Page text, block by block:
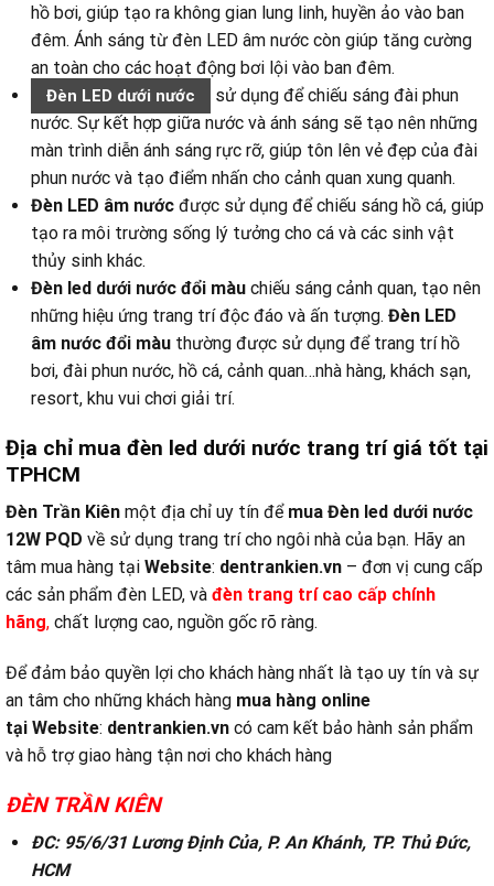
hồ bơi, giúp tạo ra không gian lung linh, huyền ảo vào ban
đêm. Ánh sáng từ đèn LED âm nước còn giúp tăng cường
an toàn cho các hoạt động bơi lội vào ban đêm.
Đèn LED dưới nước
sử dụng để chiếu sáng đài phun
nước. Sự kết hợp giữa nước và ánh sáng sẽ tạo nên những
màn trình diễn ánh sáng rực rỡ, giúp tôn lên vẻ đẹp của đài
phun nước và tạo điểm nhấn cho cảnh quan xung quanh.
Đèn LED âm nước được sử dụng để chiếu sáng hồ cá, giúp
tạo ra môi trường sống lý tưởng cho cá và các sinh vật
thủy sinh khác.
Đèn led dưới nước đổi màu chiếu sáng cảnh quan, tạo nên
những hiệu ứng trang trí độc đáo và ấn tượng. Đèn LED
âm nước đổi màu thường được sử dụng để trang trí hồ
bơi, đài phun nước, hồ cá, cảnh quan…nhà hàng, khách sạn,
resort, khu vui chơi giải trí.
Địa chỉ mua đèn led dưới nước trang trí giá tốt tại
TPHCM
Đèn Trần Kiên một địa chỉ uy tín để mua Đèn led dưới nước
12W PQD về sử dụng trang trí cho ngôi nhà của bạn. Hãy an
tâm mua hàng tại Website: dentrankien.vn – đơn vị cung cấp
các sản phẩm đèn LED, và đèn trang trí cao cấp chính
hãng, chất lượng cao, nguồn gốc rõ ràng.
Để đảm bảo quyền lợi cho khách hàng nhất là tạo uy tín và sự
an tâm cho những khách hàng mua hàng online
tại Website: dentrankien.vn có cam kết bảo hành sản phẩm
và hỗ trợ giao hàng tận nơi cho khách hàng
ĐÈN TRẦN KIÊN
ĐC: 95/6/31 Lương Định Của, P. An Khánh, TP. Thủ Đức,
HCM